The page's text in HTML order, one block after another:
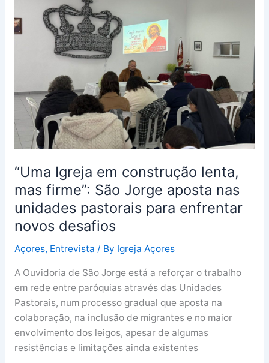
“Uma Igreja em construção lenta,
mas firme”: São Jorge aposta nas
unidades pastorais para enfrentar
novos desafios
Açores, Entrevista / By Igreja Açores
A Ouvidoria de São Jorge está a reforçar o trabalho
em rede entre paróquias através das Unidades
Pastorais, num processo gradual que aposta na
colaboração, na inclusão de migrantes e no maior
envolvimento dos leigos, apesar de algumas
resistências e limitações ainda existentes
construção
lenta,
Jorge
aposta
nas
unidades
para
enfrentar
novos
desafios